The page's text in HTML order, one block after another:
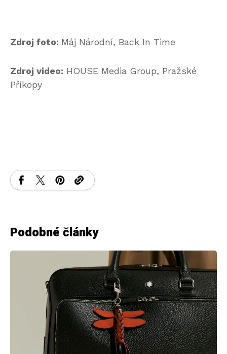
Zdroj foto: Máj Národní, Back In Time
Zdroj video: HOUSE Media Group, Pražské
Příkopy
Podobné články